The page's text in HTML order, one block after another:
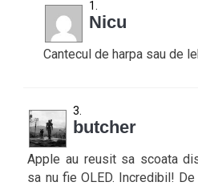
Nicu
Cantecul de harpa sau de
butcher
Apple au reusit sa scoata
sa nu fie OLED. Incredibil!